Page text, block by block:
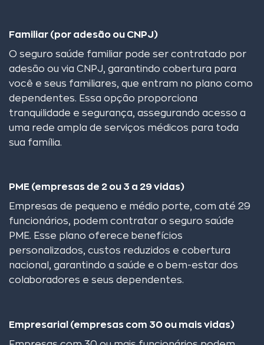
Familiar (por adesão ou CNPJ)
O seguro saúde familiar pode ser contratado por
adesão ou via CNPJ, garantindo cobertura para
você e seus familiares, que entram no plano como
dependentes. Essa opção proporciona
tranquilidade e segurança, assegurando acesso a
uma rede ampla de serviços médicos para toda
sua família.
PME (empresas de 2 ou 3 a 29 vidas)
Empresas de pequeno e médio porte, com até 29
funcionários, podem contratar o seguro saúde
PME. Esse plano oferece benefícios
personalizados, custos reduzidos e cobertura
nacional, garantindo a saúde e o bem-estar dos
colaboradores e seus dependentes.
Empresarial (empresas com 30 ou mais vidas)